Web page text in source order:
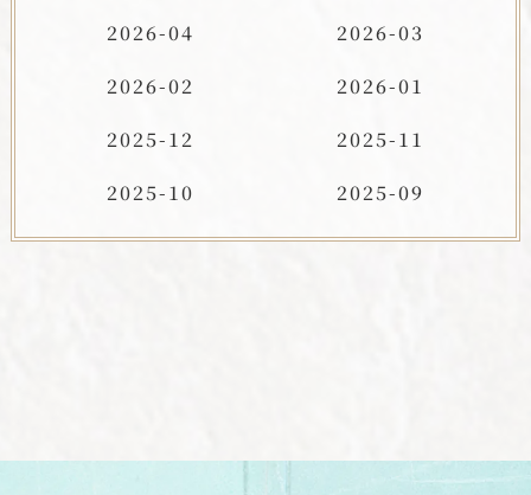
2026-04
2026-03
2026-02
2026-01
2025-12
2025-11
2025-10
2025-09